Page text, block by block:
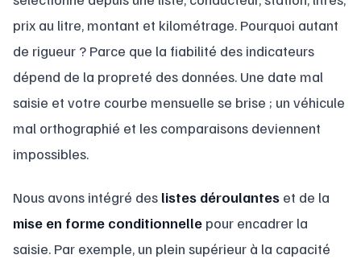
prix au litre, montant et kilométrage. Pourquoi autant
de rigueur ? Parce que la fiabilité des indicateurs
dépend de la propreté des données. Une date mal
saisie et votre courbe mensuelle se brise ; un véhicule
mal orthographié et les comparaisons deviennent
impossibles.
Nous avons intégré des listes déroulantes et de la
mise en forme conditionnelle pour encadrer la
saisie. Par exemple, un plein supérieur à la capacité